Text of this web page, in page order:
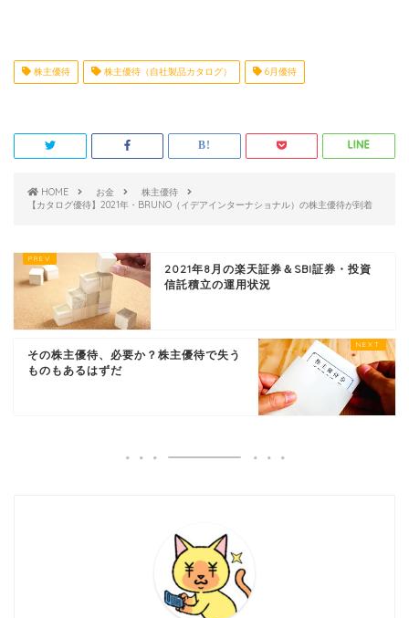
株主優待 株主優待（自社製品カタログ） 6月優待
HOME お金
株主優待
【カタログ優待】2021年・BRUNO（イデアインターナショナル）の株主優待が到着
2021年8月の楽天証券＆SBI証券・投資
信託積立の運用状況
その株主優待、必要か？株主優待で失う
ものもあるはずだ